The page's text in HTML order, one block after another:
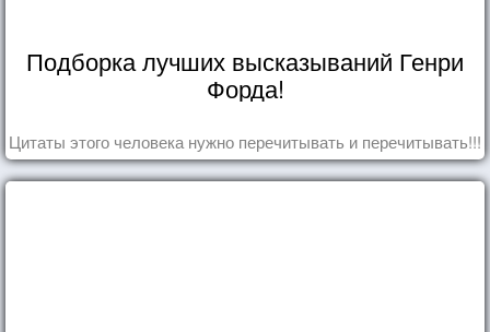
Подборка лучших высказываний Генри
Форда!
Цитаты этого человека нужно перечитывать и перечитывать!!!